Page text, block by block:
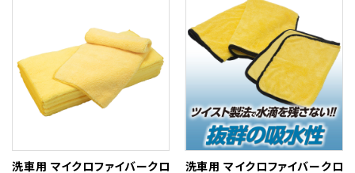
洗車用 マイクロファイバークロ
洗車用 マイクロファイバークロ